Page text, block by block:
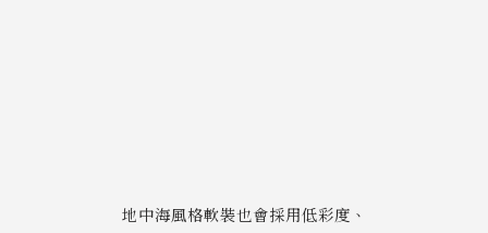
地中海風格軟裝也會採用低彩度、